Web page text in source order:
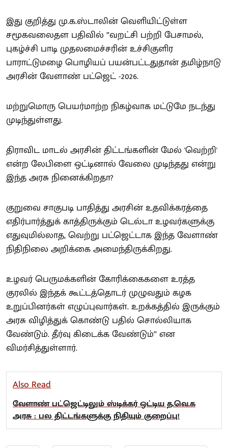
இது குறித்து மு.க.ஸ்டாலின் வெளியிட்டுள்ள
சமூகவலைதள பதிவில் ”வறட்சி பற்றி பேசாமல்,
புகழ்ச்சி பாடி முதலமைச்சரின் உச்சிகுளிர
பாராட்டுமழை பொழியப் பயன்பட்டதுதான் தமிழ்நாடு
அரசின் வேளாண் பட்ஜெட் -2026.
மற்றுமொரு பெயர்மாற்ற நிகழ்வாக மட்டுமே நடந்து
முடிந்துள்ளது.
திராவிட மாடல் அரசின் திட்டங்களின் மேல் 'வெற்றி'
என்ற லேபிளை ஒட்டினால் வேலை முடிந்தது என்று
இந்த அரசு நினைக்கிறதா?
குறுவை சாகுபடி பாதித்து அரசின் உதவிக்கரத்தை
எதிர்பார்த்துக் காத்திருக்கும் டெல்டா உழவர்களுக்கு
எதுவுமில்லாத, வெற்று பட்ஜெட்டாக இந்த வேளாண்
நிதிநிலை அறிக்கை அமைந்திருக்கிறது.
உழவர் பெருமக்களின் கோரிக்கைகளை உரத்த
குரலில் இந்தக் கூட்டத்தொடர் முழுவதும் கழக
உறுப்பினர்கள் எழுப்புவார்கள். உறக்கத்தில் இருக்கும்
அரசு விழித்துக் கொண்டு பதில் சொல்லியாக
வேண்டும். தீர்வு கிடைக்க வேண்டும்” என
விமர்சித்துள்ளார்.
Also Read
வேளாண் பட்ஜெட்டிலும் ஸ்டிக்கர் ஒட்டிய த.வெ.க
அரசு : பல திட்டங்களுக்கு நிதியும் குறைப்பு!